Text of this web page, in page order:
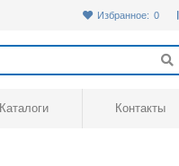
Избранное: 0
Каталоги Контакты